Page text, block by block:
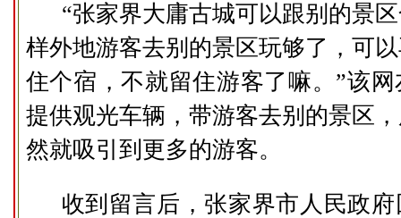
“张家界大庸古城可以跟别的景
样外地游客去别的景区玩够了，可
住个宿，不就留住游客了嘛。”该
提供观光车辆，带游客去别的景区
然就吸引到更多的游客。
收到留言后，张家界市人民政